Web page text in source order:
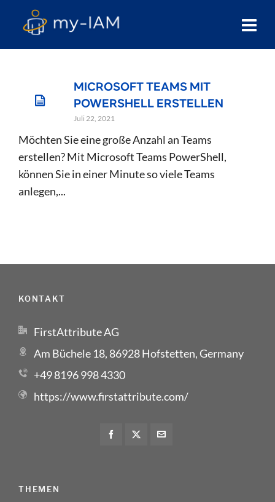
MICROSOFT TEAMS MIT
POWERSHELL ERSTELLEN
Juli 22, 2021
Möchten Sie eine große Anzahl an Teams
erstellen? Mit Microsoft Teams PowerShell,
können Sie in einer Minute so viele Teams
anlegen,...
KONTAKT
FirstAttribute AG
Am Büchele 18, 86928 Hofstetten, Germany
+49 8196 998 4330
https://www.firstattribute.com/
THEMEN